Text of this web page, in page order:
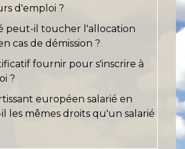
d'emploi ?
peut-il toucher l'allocation
cas de démission ?
fournir pour s'inscrire à
?
européen salarié en
les mêmes droits qu'un salarié